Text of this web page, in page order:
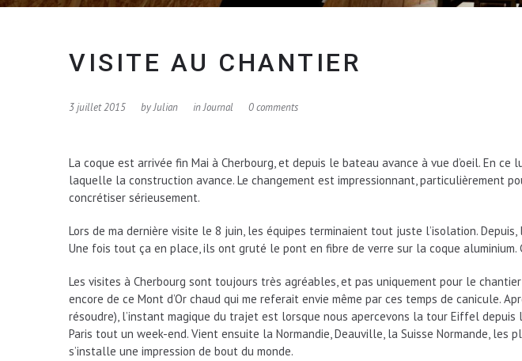
VISITE AU CHANTIER
3 juillet 2015 byJulian inJournal 0 comments
La coque est arrivée fin Mai à Cherbourg, et depuis le bateau avance à vue d’oeil. En
laquelle la construction avance. Le changement est impressionnant, particulièrement
concrétiser sérieusement.
Lors de ma dernière visite le 8 juin, les équipes terminaient tout juste l’isolation.
Une fois tout ça en place, ils ont gruté le pont en fibre de verre sur la coque aluminium.
Les visites à Cherbourg sont toujours très agréables, et pas uniquement pour le
encore de ce Mont d’Or chaud qui me referait envie même par ces temps de canicule.
résoudre), l’instant magique du trajet est lorsque nous apercevons la tour Eiffel depuis
Paris tout un week-end. Vient ensuite la Normandie, Deauville, la Suisse Normande,
s’installe une impression de bout du monde.